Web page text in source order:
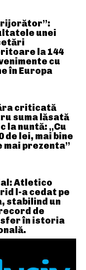
unei
la 144
cu
în Europa
criticată
suma lăsată
la nuntă: „Cu
de lei, mai bine
mai prezenta”
Atletico
l-a cedat pe
stabilind un
de
în istoria